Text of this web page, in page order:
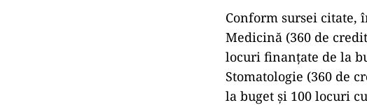
Conform sursei citate,
Medicină (360 de
locuri finanţate de la
Stomatologie (360 de
la buget şi 100 locuri